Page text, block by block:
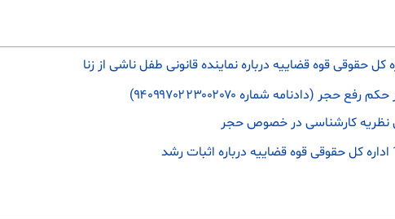
(دادنامه شماره ۹۴۰۹۹۷۰۲۲۳۰۰۲۰۷۰)
نظریه کارشناسی در خصوص حجر